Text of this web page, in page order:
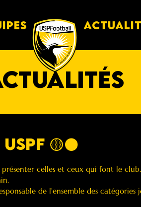
🟡⚫️
celles et ceux qui font le club.
de l'ensemble des catégories